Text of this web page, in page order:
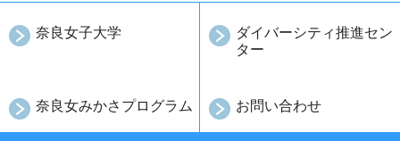
奈良女子大学
ダイバーシティ推進セン
ター
奈良女みかさプログラム お問い合わせ